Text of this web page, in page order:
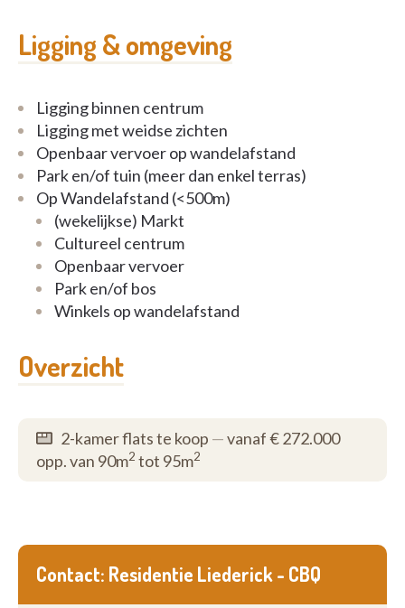
Ligging & omgeving
Ligging binnen centrum
Ligging met weidse zichten
Openbaar vervoer op wandelafstand
Park en/of tuin (meer dan enkel terras)
Op Wandelafstand (<500m)
(wekelijkse) Markt
Cultureel centrum
Openbaar vervoer
Park en/of bos
Winkels op wandelafstand
Overzicht
2-kamer flats te koop —vanaf € 272.000
opp. van 90m2 tot 95m2
Contact: Residentie Liederick - CBQ